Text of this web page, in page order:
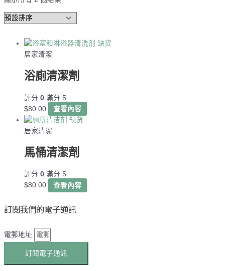
缺货
居家清潔
浴廁清潔劑
評分 0 滿分 5
$80.00
查看內容
缺货
居家清潔
馬桶清潔劑
評分 0 滿分 5
$80.00 查看內容
訂閱我們的電子通訊
電郵地址
訂閱電子通訊